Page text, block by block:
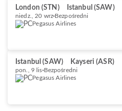
London (STN) Istanbul (SAW)
niedz., 20 wrz Bezpośredni
Pegasus Airlines
Istanbul (SAW) Kayseri (ASR)
pon., 9 lis Bezpośredni
Pegasus Airlines